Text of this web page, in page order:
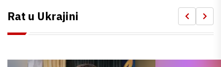
Rat u Ukrajini